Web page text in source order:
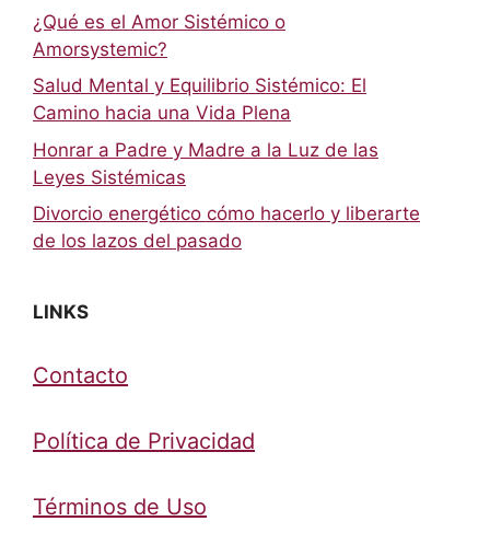
¿Qué es el Amor Sistémico o
Amorsystemic?
Salud Mental y Equilibrio Sistémico: El
Camino hacia una Vida Plena
Honrar a Padre y Madre a la Luz de las
Leyes Sistémicas
Divorcio energético cómo hacerlo y liberarte
de los lazos del pasado
LINKS
Contacto
Política de Privacidad
Términos de Uso